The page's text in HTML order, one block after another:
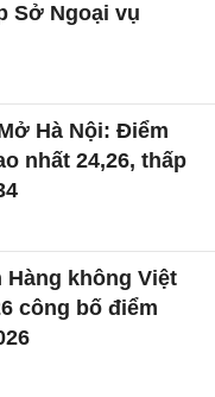
Sở Ngoại vụ
Hà Nội: Điểm
nhất 24,26, thấp
Hàng không Việt
công bố điểm